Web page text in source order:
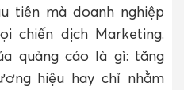
tiên mà doanh nghiệp
chiến dịch Marketing.
quảng cáo là gì: tăng
hiệu hay chỉ nhằm